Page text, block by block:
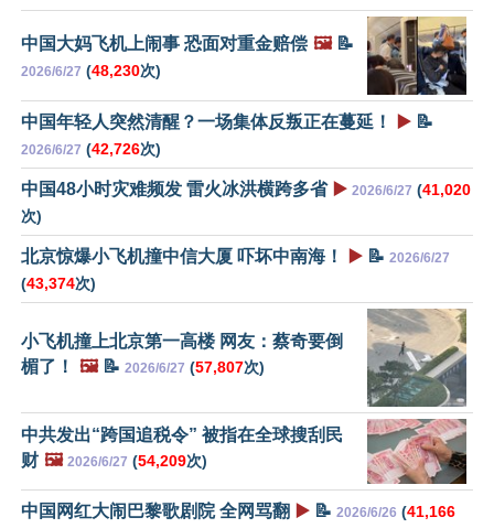
中国大妈飞机上闹事 恐面对重金赔偿 🖼️📝
2026/6/27 (48,230次)
中国年轻人突然清醒？一场集体反叛正在蔓延！ ▶️ 📝
2026/6/27 (42,726次)
中国48小时灾难频发 雷火冰洪横跨多省 ▶️ 2026/6/27 (41,020
次)
北京惊爆小飞机撞中信大厦 吓坏中南海！ ▶️ 📝 2026/6/27
(43,374次)
小飞机撞上北京第一高楼 网友：蔡奇要倒
楣了！
🖼️📝 2026/6/27 (57,807次)
中共发出“跨国追税令” 被指在全球搜刮民
财 🖼️ 2026/6/27 (54,209次)
中国网红大闹巴黎歌剧院 全网骂翻 ▶️ 📝 2026/6/26 (41,166